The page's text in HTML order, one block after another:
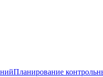
Планирование